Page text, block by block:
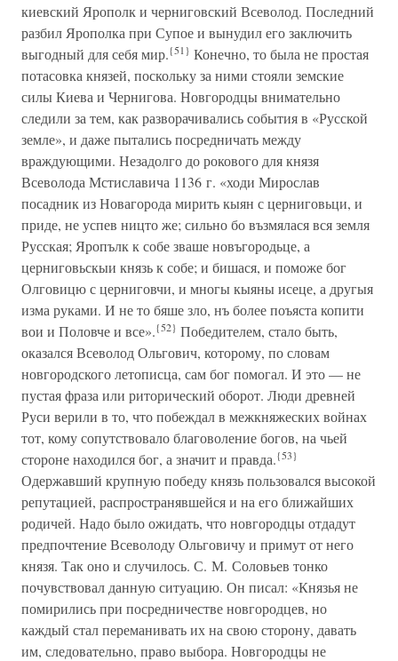
киевский Ярополк и черниговский Всеволод. Последний
разбил Ярополка при Супое и вынудил его заключить
выгодный для себя мир.{51} Конечно, то была не простая
потасовка князей, поскольку за ними стояли земские
силы Киева и Чернигова. Новгородцы внимательно
следили за тем, как разворачивались события в «Русской
земле», и даже пытались посредничать между
враждующими. Незадолго до рокового для князя
Всеволода Мстиславича 1136 г. «ходи Мирослав
посадник из Новагорода мирить кыян с церниговьци, и
приде, не успев ницто же; сильно бо възмялася вся земля
Русская; Яропълк к собе зваше новъгородьце, а
церниговьскыи князь к собе; и бишася, и поможе бог
Олговицю с церниговчи, и многы кыяны исеце, а другыя
изма руками. И не то бяше зло, нъ более поъяста копити
вои и Половче и все».{52} Победителем, стало быть,
оказался Всеволод Ольгович, которому, по словам
новгородского летописца, сам бог помогал. И это — не
пустая фраза или риторический оборот. Люди древней
Руси верили в то, что побеждал в межкняжеских войнах
тот, кому сопутствовало благоволение богов, на чьей
стороне находился бог, а значит и правда.{53}
Одержавший крупную победу князь пользовался высокой
репутацией, распространявшейся и на его ближайших
родичей. Надо было ожидать, что новгородцы отдадут
предпочтение Всеволоду Ольговичу и примут от него
князя. Так оно и случилось. С. М. Соловьев тонко
почувствовал данную ситуацию. Он писал: «Князья не
помирились при посредничестве новгородцев, но
каждый стал переманивать их на свою сторону, давать
им, следовательно, право выбора. Новгородцы не